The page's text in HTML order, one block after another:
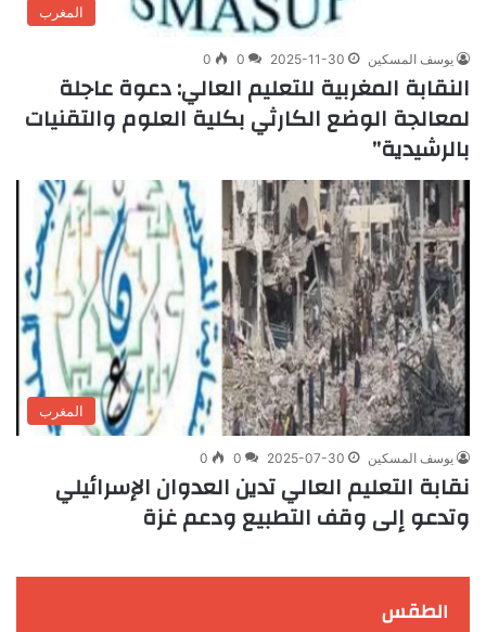
المغرب
يوسف المسكين 2025-11-30
0
0
النقابة المغربية للتعليم العالي: دعوة عاجلة
لمعالجة الوضع الكارثي بكلية العلوم والتقنيات
بالرشيدية”
المغرب
يوسف المسكين 2025-07-30
0
0
نقابة التعليم العالي تدين العدوان الإسرائيلي
وتدعو إلى وقف التطبيع ودعم غزة
الطقس